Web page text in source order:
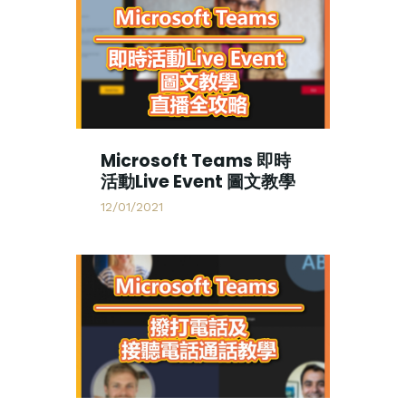
Microsoft Teams 即時
活動Live Event 圖文教學
12/01/2021